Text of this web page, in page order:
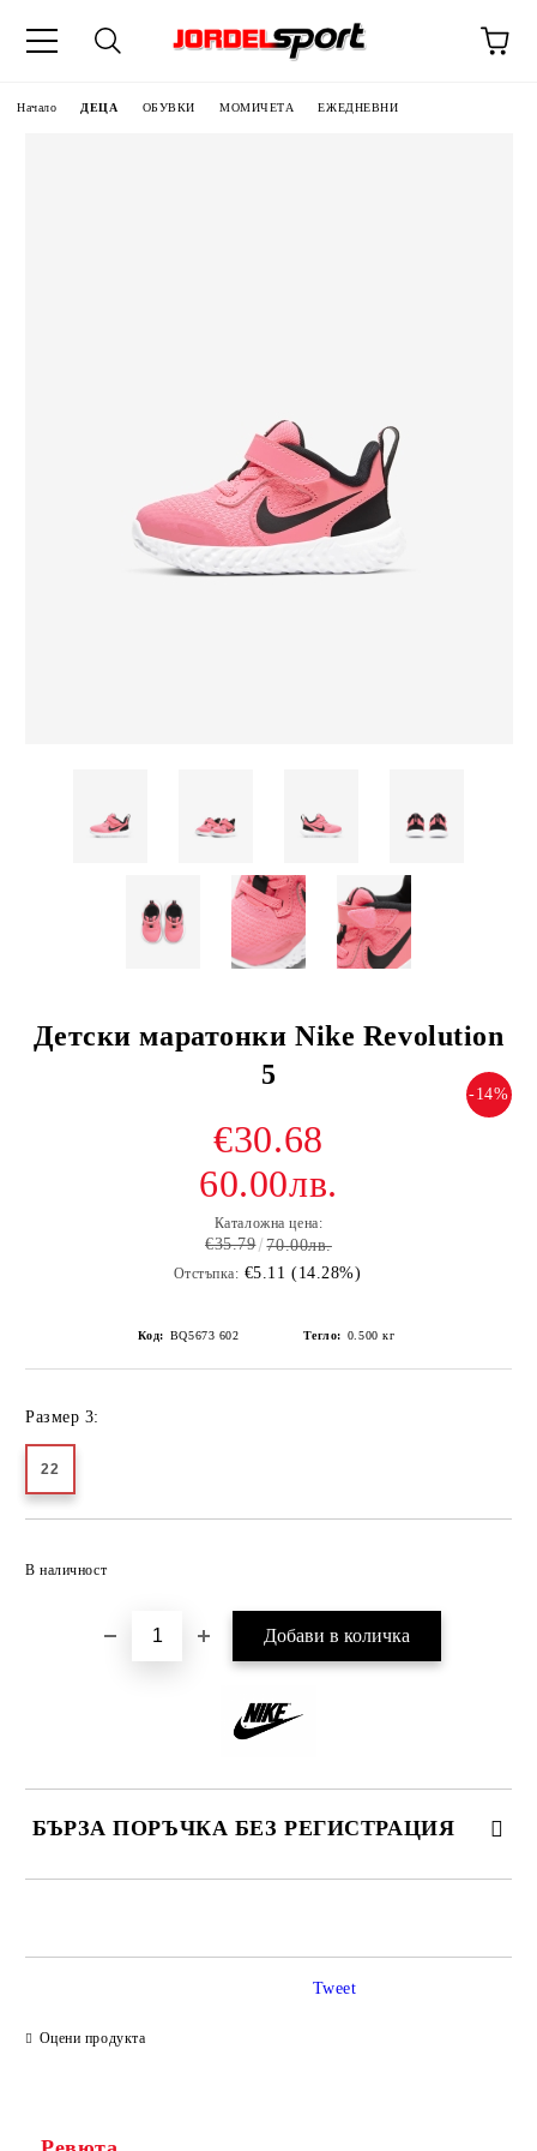
Начало ДЕЦА ОБУВКИ МОМИЧЕТА ЕЖЕДНЕВНИ
Детски маратонки Nike Revolution
5
-14%
€30.68
60.00лв.
Каталожна цена:
€35.79 70.00лв.
Отстъпка: €5.11 (14.28%)
Код: BQ5673 602 Тегло: 0.500 кг
Размер 3:
22
В наличност
БЪРЗА ПОРЪЧКА БЕЗ РЕГИСТРАЦИЯ
Оцени продукта
Tweet